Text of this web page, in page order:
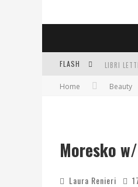
FLASH
Home Beauty
Moresko
Laura Renieri